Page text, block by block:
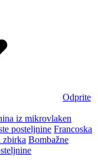
Odprite
iz mikrovlaken
posteljnine Francoska
zbirka Bombažne